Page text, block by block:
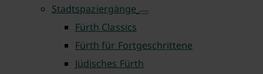
Stadtspaziergänge
Fürth Classics
Fürth für Fortgeschrittene
Jüdisches Fürth